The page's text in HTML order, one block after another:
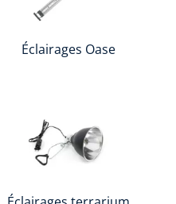
Éclairages Oase